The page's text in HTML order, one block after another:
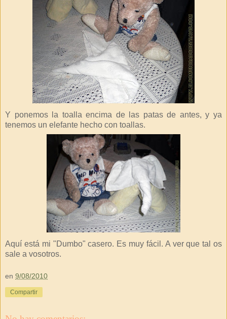
Y ponemos la toalla encima de las patas de antes, y ya
tenemos un elefante hecho con toallas.
Aquí está mi "Dumbo" casero. Es muy fácil. A ver que tal os
sale a vosotros.
en 9/08/2010
Compartir